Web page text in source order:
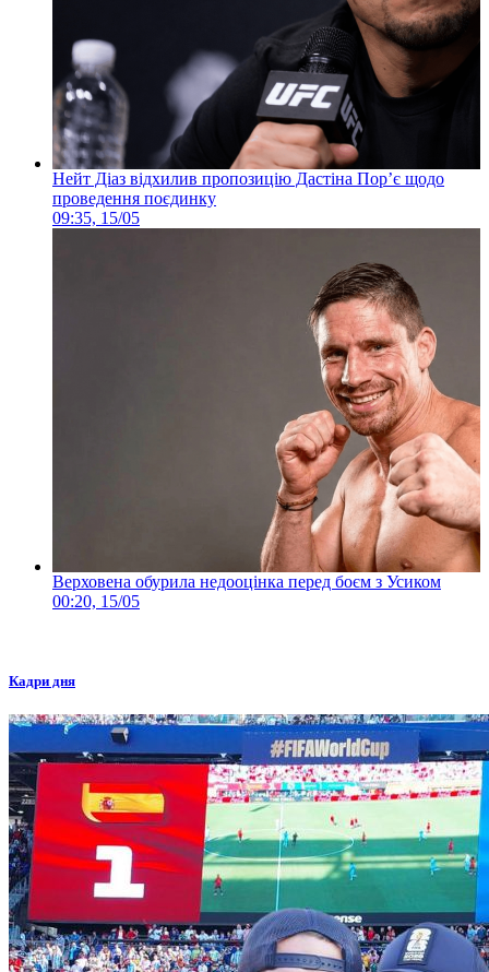
Нейт Діаз відхилив пропозицію Дастіна Пор’є щодо
проведення поєдинку
09:35, 15/05
Верховена обурила недооцінка перед боєм з Усиком
00:20, 15/05
Кадри дня